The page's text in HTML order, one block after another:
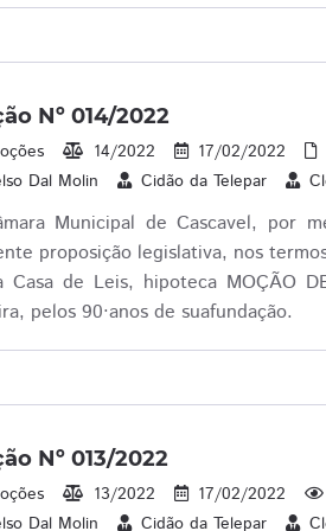
Nº 014/2022
14/2022
17/02/2022
Dal Molin
Cidão da Telepar
Municipal de Cascavel, por
proposição legislativa, nos
Casa de Leis, hipoteca MOÇÃO
pelos 90·anos de suafundação.
Nº 013/2022
13/2022
17/02/2022
Dal Molin
Cidão da Telepar